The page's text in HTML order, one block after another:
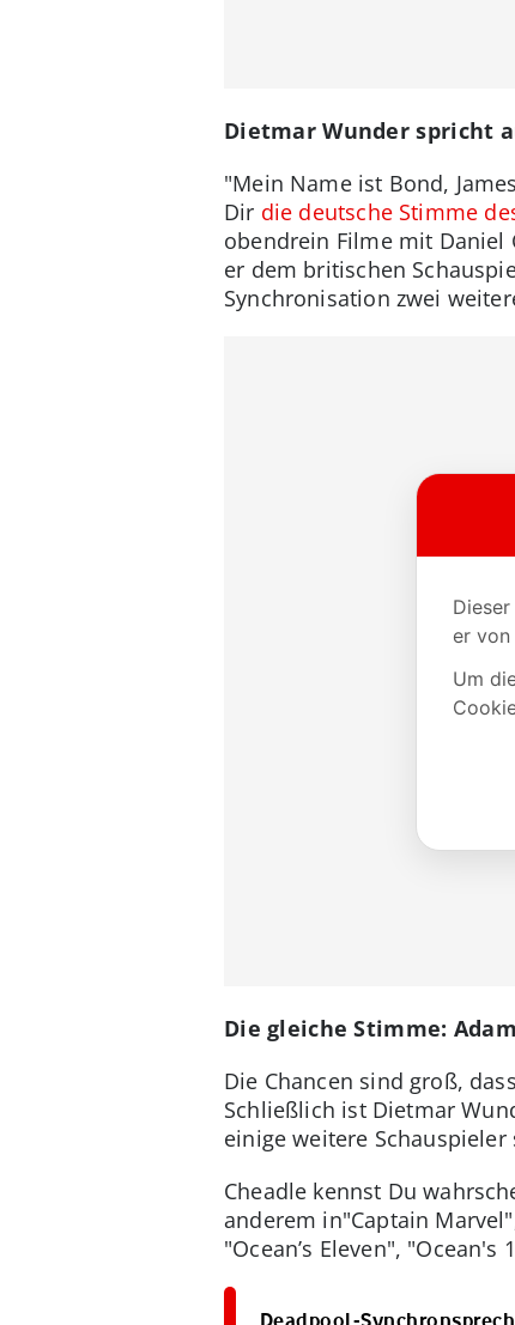
Dietmar Wunder spricht
"Mein Name ist Bond,
Dir die deutsche Stimme
obendrein Filme mit Daniel
er dem britischen
Synchronisation zwei
Die gleiche Stimme:
Die Chancen sind groß,
Schließlich ist Dietmar
einige weitere
Cheadle kennst Du
anderem in"Captain
"Ocean’s Eleven", "Ocean's
Deadpool-